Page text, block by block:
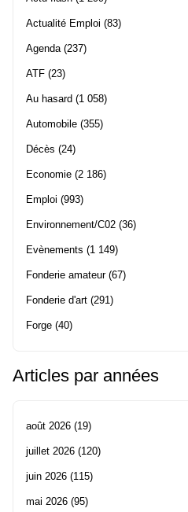
Actualité Emploi (83)
Agenda (237)
ATF (23)
Au hasard (1 058)
Automobile (355)
Décès (24)
Economie (2 186)
Emploi (993)
Environnement/C02 (36)
Evènements (1 149)
Fonderie amateur(67)
Fonderie d'art (291)
Forge (40)
Articles par années
août 2026 (19)
juillet 2026 (120)
juin 2026 (115)
mai 2026 (95)